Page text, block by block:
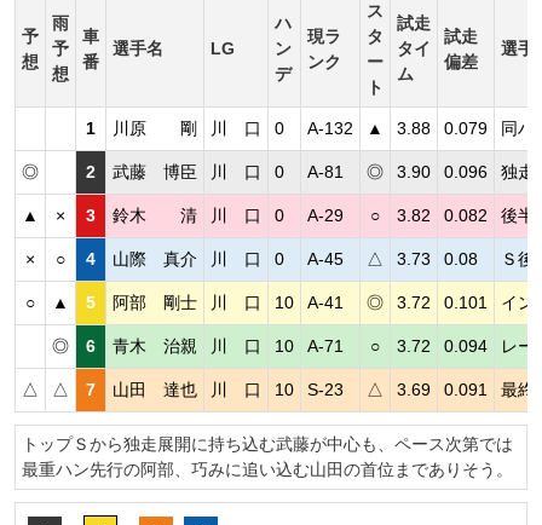
予
想
雨
予
想
車
番
選手名 LG
ハ
ン
デ
現ラ
ンク
ス
タ
ー
ト
試走
タイ
ム
試走
偏差
選手
1 川原 剛 川 口 0 A-132 ▲ 3.88 0.079 同ハ
◎ 2 武藤 博臣 川 口 0 A-81 ◎ 3.90 0.096 独走
▲ × 3 鈴木 清 川 口 0 A-29 ○ 3.82 0.082 後半
× ○ 4 山際 真介 川 口 0 A-45 △ 3.73 0.08 Ｓ後
○ ▲ 5 阿部 剛士 川 口 10 A-41 ◎ 3.72 0.101 イン
◎ 6 青木 治親 川 口 10 A-71 ○ 3.72 0.094 レー
△ △ 7 山田 達也 川 口 10 S-23 △ 3.69 0.091 最終
トップＳから独走展開に持ち込む武藤が中心も、ペース次第では
最重ハン先行の阿部、巧みに追い込む山田の首位までありそう。